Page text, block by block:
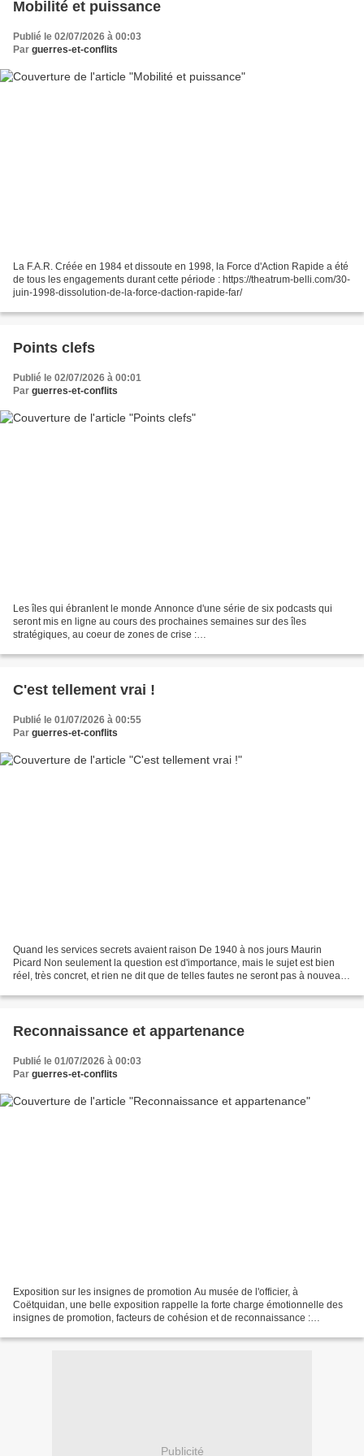
Mobilité et puissance
Publié le 02/07/2026 à 00:03
Par guerres-et-conflits
La F.A.R. Créée en 1984 et dissoute en 1998, la Force d'Action Rapide a été
de tous les engagements durant cette période : https://theatrum-belli.com/30-
juin-1998-dissolution-de-la-force-daction-rapide-far/
Points clefs
Publié le 02/07/2026 à 00:01
Par guerres-et-conflits
Les îles qui ébranlent le monde Annonce d'une série de six podcasts qui
seront mis en ligne au cours des prochaines semaines sur des îles
stratégiques, au coeur de zones de crise :
C'est tellement vrai !
Publié le 01/07/2026 à 00:55
Par guerres-et-conflits
Quand les services secrets avaient raison De 1940 à nos jours Maurin
Picard Non seulement la question est d'importance, mais le sujet est bien
réel, très concret, et rien ne dit que de telles fautes ne seront pas à nouveau
Reconnaissance et appartenance
Publié le 01/07/2026 à 00:03
Par guerres-et-conflits
Exposition sur les insignes de promotion Au musée de l'officier, à
Coëtquidan, une belle exposition rappelle la forte charge émotionnelle des
insignes de promotion, facteurs de cohésion et de reconnaissance :
Publicité